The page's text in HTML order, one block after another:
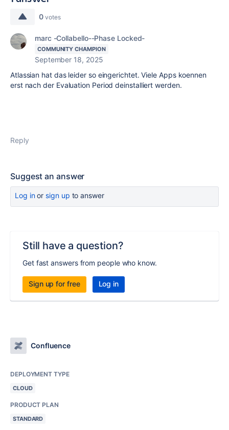
0 votes
marc -Collabello--Phase Locked-
COMMUNITY CHAMPION
September 18, 2025
Atlassian hat das leider so eingerichtet. Viele Apps koennen
erst nach der Evaluation Period deinstalliert werden.
Reply
Suggest an answer
Log inor sign up to answer
Still have a question?
Get fast answers from people who know.
Sign up for free Log in
Confluence
DEPLOYMENT TYPE
CLOUD
PRODUCT PLAN
STANDARD